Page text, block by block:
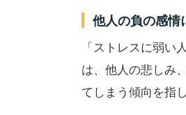
他人の負の感情
「ストレスに弱
は、他人の悲しみ
てしまう傾向を指し